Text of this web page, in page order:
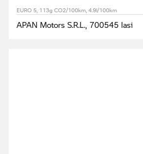
EURO 5, 113g CO2/100km, 4.9l/100km
APAN Motors S.R.L., 700545 Iasi